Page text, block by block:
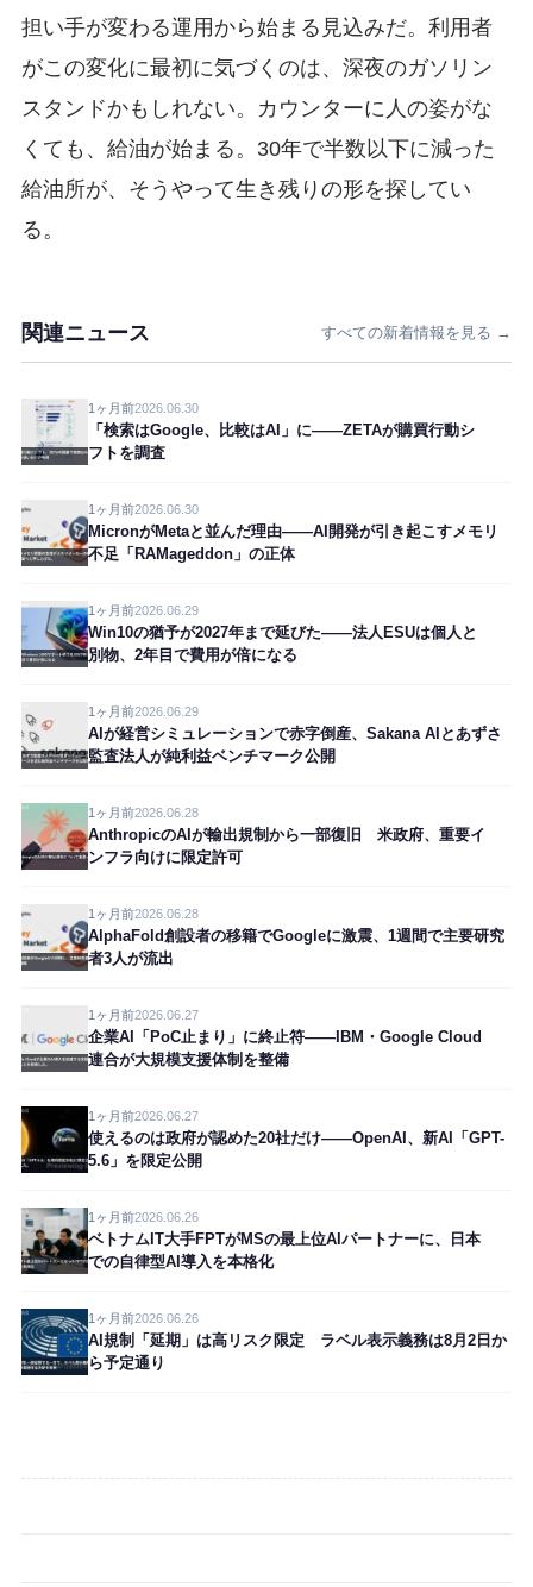
担い手が変わる運用から始まる見込みだ。利用者
がこの変化に最初に気づくのは、深夜のガソリン
スタンドかもしれない。カウンターに人の姿がな
くても、給油が始まる。30年で半数以下に減った
給油所が、そうやって生き残りの形を探してい
る。
関連ニュース すべての新着情報を見る →
1ヶ月前2026.06.30
「検索はGoogle、比較はAI」に——ZETAが購買行動シ
フトを調査
1ヶ月前2026.06.30
MicronがMetaと並んだ理由——AI開発が引き起こすメモリ
不足「RAMageddon」の正体
1ヶ月前2026.06.29
Win10の猶予が2027年まで延びた——法人ESUは個人と
別物、2年目で費用が倍になる
1ヶ月前2026.06.29
AIが経営シミュレーションで赤字倒産、Sakana AIとあずさ
監査法人が純利益ベンチマーク公開
1ヶ月前2026.06.28
AnthropicのAIが輸出規制から一部復旧 米政府、重要イ
ンフラ向けに限定許可
1ヶ月前2026.06.28
AlphaFold創設者の移籍でGoogleに激震、1週間で主要研究
者3人が流出
1ヶ月前2026.06.27
企業AI「PoC止まり」に終止符——IBM・Google Cloud
連合が大規模支援体制を整備
1ヶ月前2026.06.27
使えるのは政府が認めた20社だけ——OpenAI、新AI「GPT-
5.6」を限定公開
1ヶ月前2026.06.26
ベトナムIT大手FPTがMSの最上位AIパートナーに、日本
での自律型AI導入を本格化
1ヶ月前2026.06.26
AI規制「延期」は高リスク限定 ラベル表示義務は8月2日か
ら予定通り